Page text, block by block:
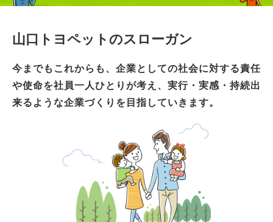
山口トヨペットのスローガン
今までもこれからも、企業としての社会に対する責任
や使命を社員一人ひとりが考え、実行・実感・持続出
来るような企業づくりを目指していきます。